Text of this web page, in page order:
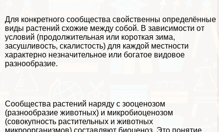
Для конкретного сообщества свойственны определённые
виды растений схожие между собой. В зависимости от
условий (продолжительная или короткая зима,
засушливость, скалистость) для каждой местности
хаpaктерно незначительное или богатое видовое
разнообразие.
Сообщества растений наряду с зооценозом
(разнообразие животных) и микробиоценозом
(совокупность растительных и животных